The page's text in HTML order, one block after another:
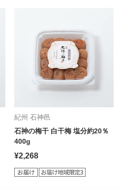
紀州 石神邑
石神の梅干 白干梅 塩分約20％
400g
¥2,268